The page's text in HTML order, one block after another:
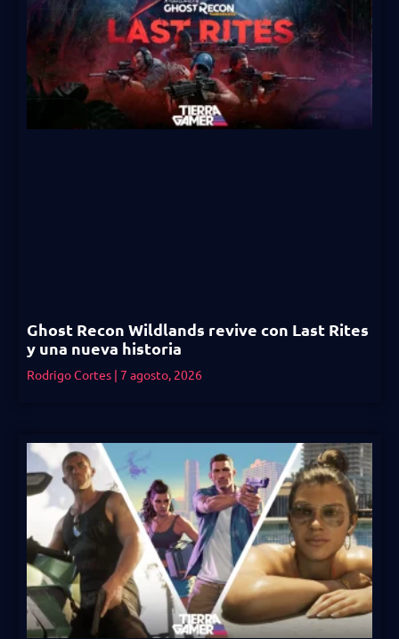
Ghost Recon Wildlands revive con Last Rites
y una nueva historia
Rodrigo Cortes 7 agosto, 2026